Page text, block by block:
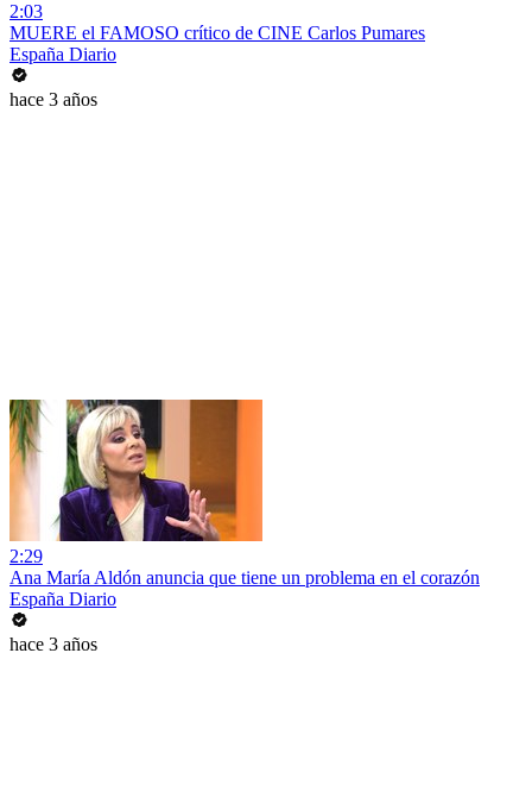
2:03
MUERE el FAMOSO crítico de CINE Carlos Pumares
España Diario
hace 3 años
2:29
Ana María Aldón anuncia que tiene un problema en el corazón
España Diario
hace 3 años